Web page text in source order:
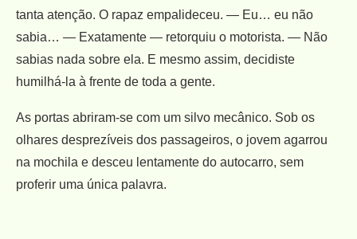
tanta atenção. O rapaz empalideceu. — Eu… eu não
sabia… — Exatamente — retorquiu o motorista. — Não
sabias nada sobre ela. E mesmo assim, decidiste
humilhá-la à frente de toda a gente.
As portas abriram-se com um silvo mecânico. Sob os
olhares desprezíveis dos passageiros, o jovem agarrou
na mochila e desceu lentamente do autocarro, sem
proferir uma única palavra.